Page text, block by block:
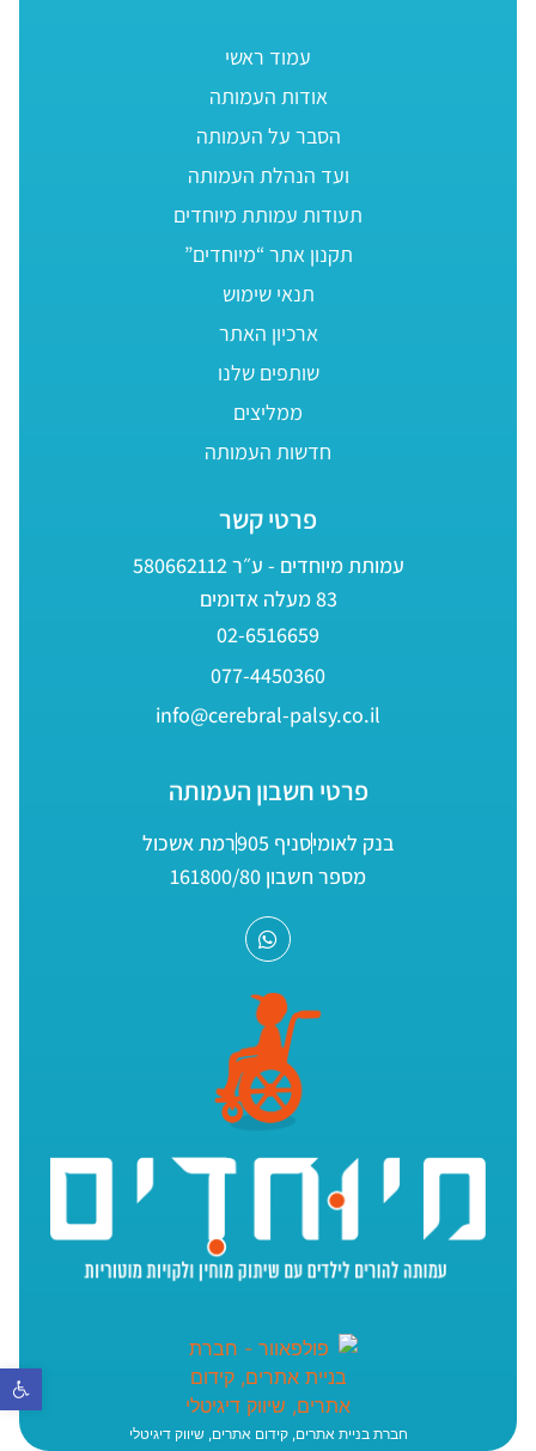
פתח
עמוד ראשי
אודות העמותה
הסבר על העמותה
ועד הנהלת העמותה
תעודות עמותת מיוחדים
תקנון אתר “מיוחדים”
תנאי שימוש
ארכיון האתר
שותפים שלנו
ממליצים
חדשות העמותה
פרטי קשר
עמותת מיוחדים - ע״ר 580662112
83 מעלה אדומים
02-6516659
077-4450360
info@cerebral-palsy.co.il
פרטי חשבון העמותה
בנק לאומיסניף 905
רמת אשכול
מספר חשבון 161800/80
חברת בניית אתרים, קידום אתרים, שיווק דיגיטלי